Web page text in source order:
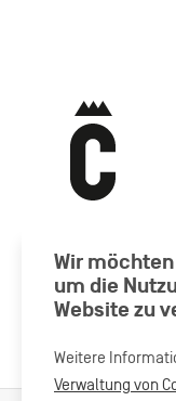
Wir
um die
Website zu
Weitere
Verwaltung von